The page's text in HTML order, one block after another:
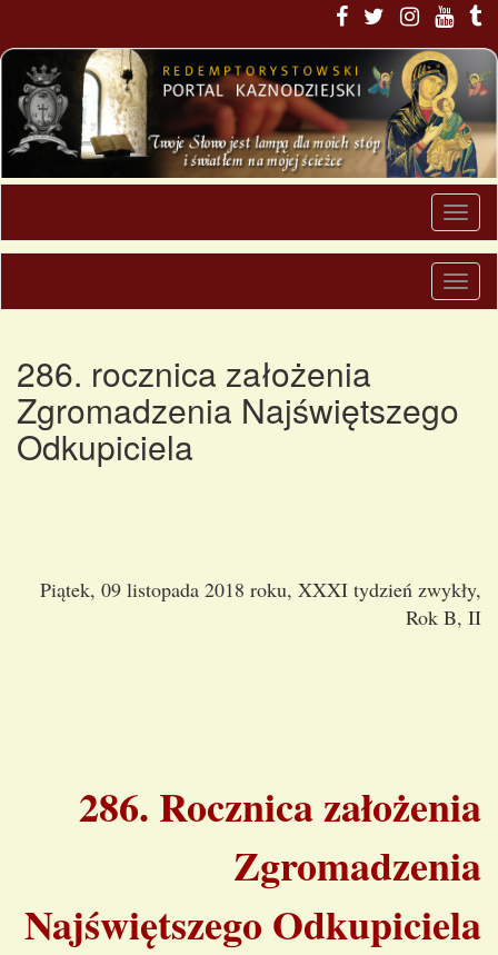
286. rocznica założenia
Zgromadzenia Najświętszego
Odkupiciela
Piątek, 09 listopada 2018 roku, XXXI tydzień zwykły,
Rok B, II
286. Rocznica założenia
Zgromadzenia
Najświętszego Odkupiciela